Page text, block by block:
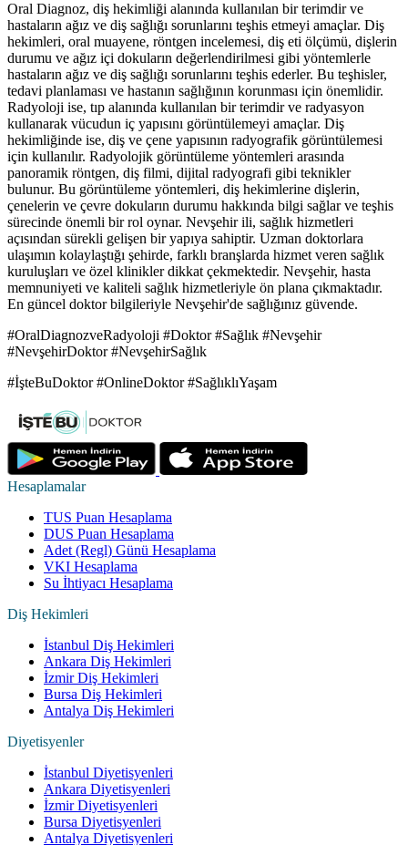
Oral Diagnoz, diş hekimliği alanında kullanılan bir terimdir ve
hastaların ağız ve diş sağlığı sorunlarını teşhis etmeyi amaçlar. Diş
hekimleri, oral muayene, röntgen incelemesi, diş eti ölçümü, dişlerin
durumu ve ağız içi dokuların değerlendirilmesi gibi yöntemlerle
hastaların ağız ve diş sağlığı sorunlarını teşhis ederler. Bu teşhisler,
tedavi planlaması ve hastanın sağlığının korunması için önemlidir.
Radyoloji ise, tıp alanında kullanılan bir terimdir ve radyasyon
kullanarak vücudun iç yapısını görüntülemeyi amaçlar. Diş
hekimliğinde ise, diş ve çene yapısının radyografik görüntülemesi
için kullanılır. Radyolojik görüntüleme yöntemleri arasında
panoramik röntgen, diş filmi, dijital radyografi gibi teknikler
bulunur. Bu görüntüleme yöntemleri, diş hekimlerine dişlerin,
çenelerin ve çevre dokuların durumu hakkında bilgi sağlar ve teşhis
sürecinde önemli bir rol oynar. Nevşehir ili, sağlık hizmetleri
açısından sürekli gelişen bir yapıya sahiptir. Uzman doktorlara
ulaşımın kolaylaştığı şehirde, farklı branşlarda hizmet veren sağlık
kuruluşları ve özel klinikler dikkat çekmektedir. Nevşehir, hasta
memnuniyeti ve kaliteli sağlık hizmetleriyle ön plana çıkmaktadır.
En güncel doktor bilgileriyle Nevşehir'de sağlığınız güvende.
#OralDiagnozveRadyoloji #Doktor #Sağlık #Nevşehir
#NevşehirDoktor #NevşehirSağlık
#İşteBuDoktor #OnlineDoktor #SağlıklıYaşam
Hesaplamalar
TUS Puan Hesaplama
DUS Puan Hesaplama
Adet (Regl) Günü Hesaplama
VKI Hesaplama
Su İhtiyacı Hesaplama
Diş Hekimleri
İstanbul Diş Hekimleri
Ankara Diş Hekimleri
İzmir Diş Hekimleri
Bursa Diş Hekimleri
Antalya Diş Hekimleri
Diyetisyenler
İstanbul Diyetisyenleri
Ankara Diyetisyenleri
İzmir Diyetisyenleri
Bursa Diyetisyenleri
Antalya Diyetisyenleri